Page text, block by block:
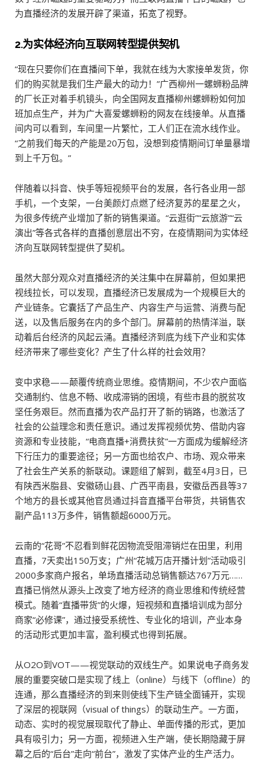
为直播经济的发展开辟了渠道，拓宽了视野。
2.为实体经济向互联网转型提供契机
“现在只要你们在直播间下单，我就在线为大家接单发货，你
们的购买就是我们生产最大的动力！”广西柳州一螺蛳粉品牌
的厂长正对着手机镜头，向全国网友直播柳州螺蛳粉如何加
班加点生产，并为广大喜爱螺蛳粉的网友在线接单。从直播
间内可以看到，车间里一片繁忙，工人们正在流水线作业。
“之前我们每天的产能是20万包，没想到疫情期间订单量暴增
到上千万包。”
伴随着以抖音、快手等短视频平台的发展，各行各业用一部
手机，一个支架，一台美颜灯点燃了经济复苏的星星之火，
为很多传统产业增加了新的销售渠道。“云逛街”“云旅游”“云
演出”等各式各样的直播创意层出不穷，在疫情期间为实体经
济向互联网转型提供了契机。
虽然大部分观众对直播经济的关注集中在屏幕前，但如果把
视线拉长，可以发现，直播经济已发展成为一个规模巨大的
产业链条。它囊括了产品生产、内容生产与运营、消费与配
送，以及售后服务在内的多个部门。屏幕前的热情洋溢，联
动着后台经济的风起云涌。直播经济到底为线下产业和实体
经济带来了哪些变化？产生了什么样的社会效用？
变中求稳——颠覆传统商业思维。疫情期间，不少农户面临
交通制约、信息不畅、收成滞销的困境，有些市县的脱贫攻
坚任务艰巨。然而直播为农产品打开了新的销路，也激活了
社会的公益理念和责任意识。通过发挥视频优势、借助内容
资源和专业技能，“电商直播+消费扶贫”一方面成为缓解经济
下行压力的重要途径；另一方面也给农户、市场、观众带来
了社会生产关系的新联动。课题组了解到，截至4月3日，已
有陕西米脂县、安徽砀山县、广西平南县，安徽岳西县等37
个地方的县长或其他官员通过抖音直播平台带货，共销售农
副产品113万多件，销售额超6000万元。
云南的“花哥”不忍看到鲜花因物流受阻滞销烂在田里，利用
直播，7天卖出150万支；广州“花城万店开播计划”活动吸引
2000多家商户报名，单场直播活动总销售额达767万元……
直播已悄然从源头上改变了地方经济的商业思维和传统经营
模式。随着“直播带货”的火爆，短视频和直播培训成为部分
商家“必修课”，通过接受系统性、专业化的培训，产业本身
的活动形式更加丰富，盈利模式也得到拓展。
从O2O到VOT——视觉联动的双线生产。如果说电子商务发
展的重要突破口是实现了线上（online）与线下（offline）的
连通，那么直播经济的到来则使线下生产链全面铺开，实现
了深层的视联网（visual of things）的联动生产。一方面，
动态、实时的视觉展现取代了静止、单面传播的形式，更加
具有吸引力；另一方面，视频进入生产端，使长期隐藏于屏
幕之后的“后台”走向“前台”，激发了实体产业的生产活力。